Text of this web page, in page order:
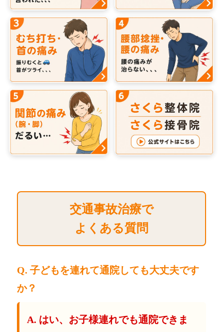
交通事故治療で
よくある質問
Q. 子どもを連れて通院しても大丈夫です
か？
A. はい、お子様連れでも通院できま